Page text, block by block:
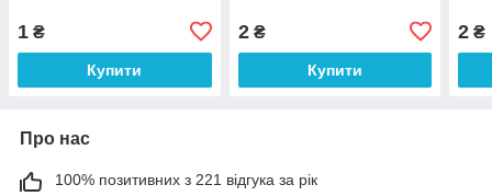
1 ₴
Купити
2₴
Купити
2 ₴
Про нас
100% позитивних з 221 відгука за рік